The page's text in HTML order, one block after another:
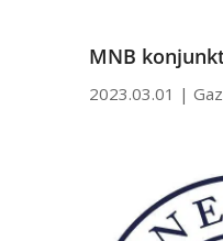
MNB
2023.03.01 |